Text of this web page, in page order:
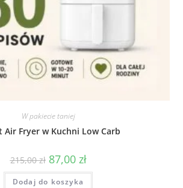
W pakiecie taniej
Air Fryer w Kuchni Low Carb
215,00zł 87,00 zł
Dodaj do koszyka